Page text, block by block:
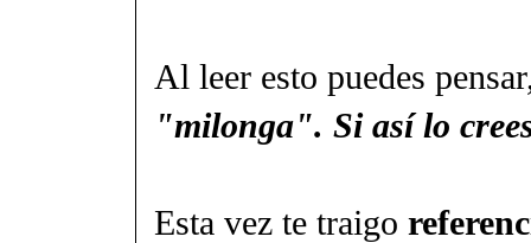
Al leer esto puedes
"milonga". Si así lo
Esta vez te traigo